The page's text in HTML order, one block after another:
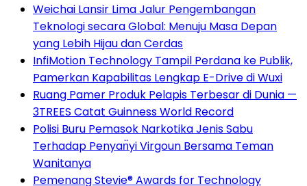
Weichai Lansir Lima Jalur Pengembangan
Teknologi secara Global: Menuju Masa Depan
yang Lebih Hijau dan Cerdas
InfiMotion Technology Tampil Perdana ke Publik,
Pamerkan Kapabilitas Lengkap E-Drive di Wuxi
Ruang Pamer Produk Pelapis Terbesar di Dunia —
3TREES Catat Guinness World Record
Polisi Buru Pemasok Narkotika Jenis Sabu
Terhadap Penyan̈yi Virgoun Bersama Teman
Wanitanya
Pemenang Stevie® Awards for Technology